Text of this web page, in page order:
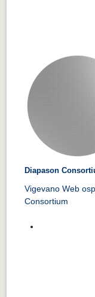
Diapason
Vigevano Web
Consortium